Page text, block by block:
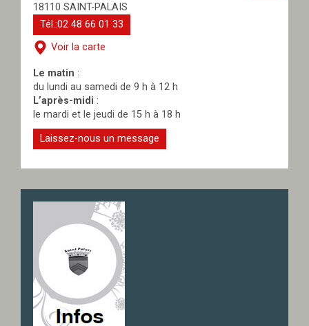
18110 SAINT-PALAIS
Tél.:02 48 66 01 33
Voir la carte
Le matin :
du lundi au samedi de 9 h à 12 h
L’après-midi :
le mardi et le jeudi de 15 h à 18 h
Laissez-nous un message